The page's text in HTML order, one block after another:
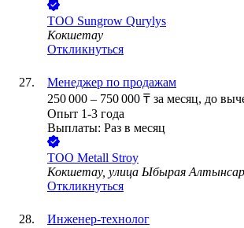
ТОО Sungrow Qurylys
Кокшетау
Откликнуться
Менеджер по продажам
250 000 – 750 000 ₸ за месяц, до
Опыт 1-3 года
Выплаты: Раз в месяц
ТОО Metall Stroy
Кокшетау, улица Ыбырая
Откликнуться
Инженер-технолог